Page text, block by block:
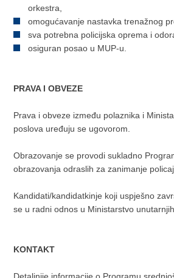
orkestra,
omogućavanje nastavka trenažnog
sva potrebna policijska oprema i
osiguran posao u MUP-u.​
PRAVA I OBVEZE
Prava i obveze između polaznika i
poslova uređuju se ugovorom.
Obrazovanje se provodi sukladno
obrazovanja odraslih za zanimanje
Kandidati/kandidatkinje koji uspješno
se u radni odnos u Ministarstvo
KONTAKT